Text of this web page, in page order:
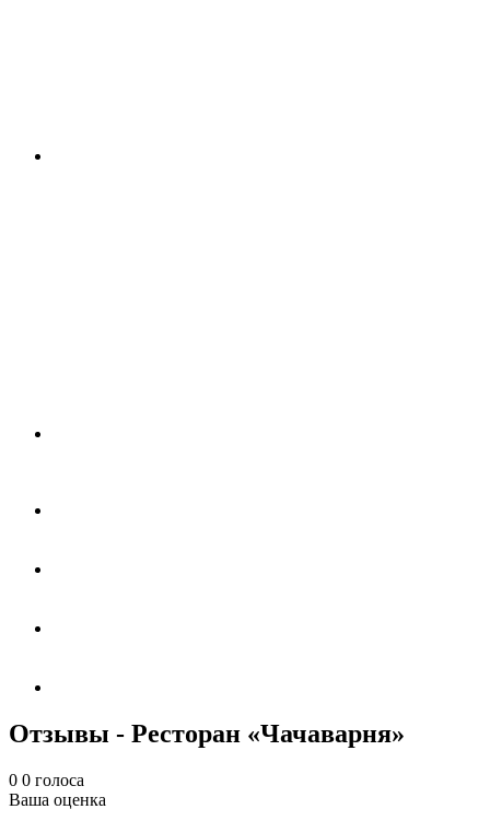
Отзывы - Ресторан «Чачаварня»
0 0 голоса
Ваша оценка